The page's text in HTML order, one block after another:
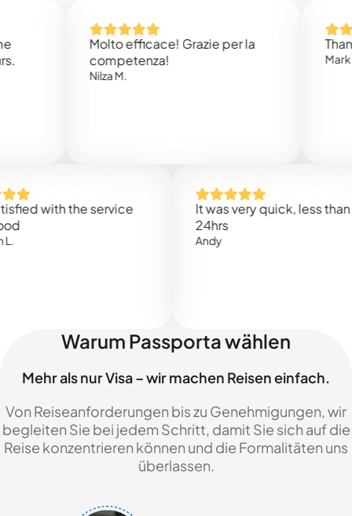
Molto efficace! Grazie per la
competenza!
Thank
the service
It was very quick, less than
Warum Passporta wählen
Mehr als nur Visa – wir machen Reisen einfach.
Von Reiseanforderungen bis zu Genehmigungen, wir
begleiten Sie bei jedem Schritt, damit Sie sich auf die
Reise konzentrieren können und die Formalitäten uns
überlassen.